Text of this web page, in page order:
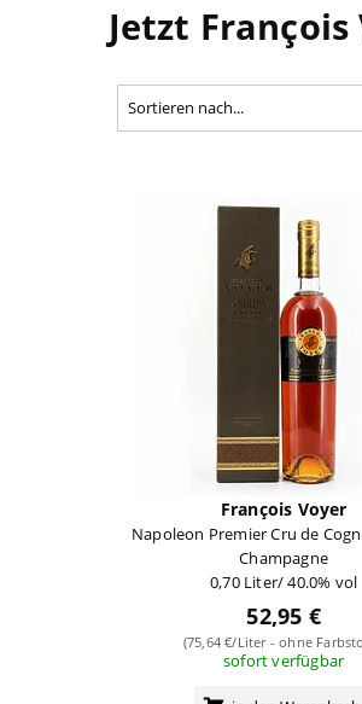
Jetzt
François Voyer
Napoleon Premier Cru de
Champagne
0,70 Liter/ 40.0% vol
52,95 €
(75,64 €/Liter - ohne
sofort verfügbar